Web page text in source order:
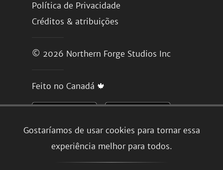
Gostaríamos de usar cookies para tornar essa
experiência melhor para todos.
Política de Privacidade
Créditos & atribuições
© 2026 Northern Forge Studios Inc
Feito no Canadá 🍁